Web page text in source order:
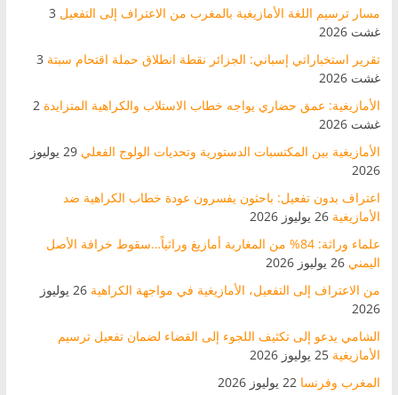
مسار ترسيم اللغة الأمازيغية بالمغرب من الاعتراف إلى التفعيل 3
غشت 2026
تقرير استخباراتي إسباني: الجزائر نقطة انطلاق حملة اقتحام سبتة 3
غشت 2026
الأمازيغية: عمق حضاري يواجه خطاب الاستلاب والكراهية المتزايدة 2
غشت 2026
الأمازيغية بين المكتسبات الدستورية وتحديات الولوج الفعلي
29 يوليوز
2026
اعتراف بدون تفعيل: باحثون يفسرون عودة خطاب الكراهية ضد
الأمازيغية 26 يوليوز 2026
علماء وراثة: 84% من المغاربة أمازيغ وراثياً…سقوط خرافة الأصل
اليمني 26 يوليوز 2026
من الاعتراف إلى التفعيل، الأمازيغية في مواجهة الكراهية
26 يوليوز
2026
الشامي يدعو إلى تكثيف اللجوء إلى القضاء لضمان تفعيل ترسيم
الأمازيغية 25 يوليوز 2026
المغرب وفرنسا 22 يوليوز 2026